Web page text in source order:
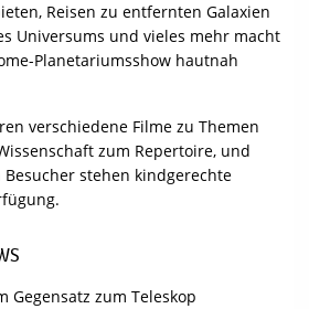
Reisen zu entfernten Galaxien
Universums und vieles mehr macht
Planetariumsshow hautnah
verschiedene Filme zu Themen
zum Repertoire, und
stehen kindgerechte
Gegensatz zum Teleskop